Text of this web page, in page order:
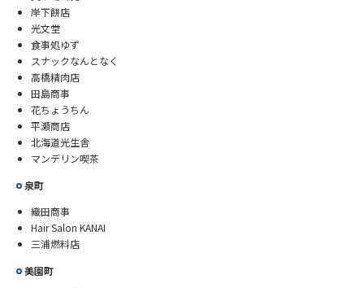
岸下餅店
光文堂
食事処ゆず
スナックなんとなく
高橋精肉店
田島商事
花ちょうちん
平瀬商店
北海道光生舎
マンデリン喫茶
泉町
織田商事
Hair Salon KANAI
三浦燃料店
美園町